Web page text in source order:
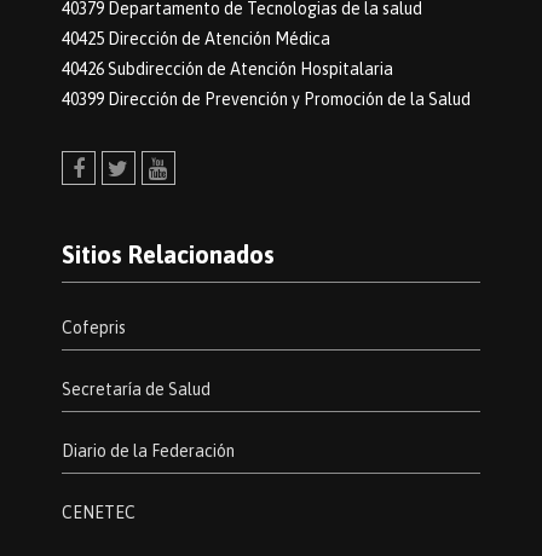
40379 Departamento de Tecnologias de la salud
40425 Dirección de Atención Médica
40426 Subdirección de Atención Hospitalaria
40399 Dirección de Prevención y Promoción de la Salud
Sitios Relacionados
Cofepris
Secretaría de Salud
Diario de la Federación
CENETEC